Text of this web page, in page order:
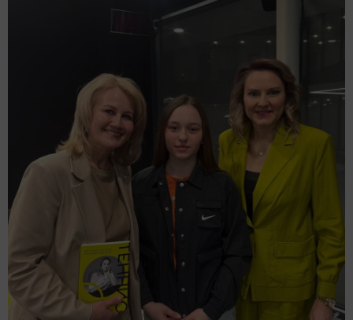
12 апреля 2025 - 10:00 0
Надежда Петрова презентовала в Москве свою книгу
«Теннис. Методические рекомендации».